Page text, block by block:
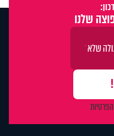
שלנו